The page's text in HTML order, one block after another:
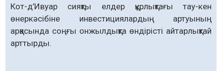
Кот-д’Ивуар сияқты елдер құрлықтағы тау-кен
өнеркәсібіне инвестициялардың артуының
арқасында соңғы онжылдықта өндірісті айтарлықтай
арттырды.